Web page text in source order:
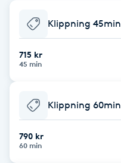
Babylights
Balayage
Barber
Klippning 45min
715 kr
45 min
Klippning 60min
790 kr
60 min